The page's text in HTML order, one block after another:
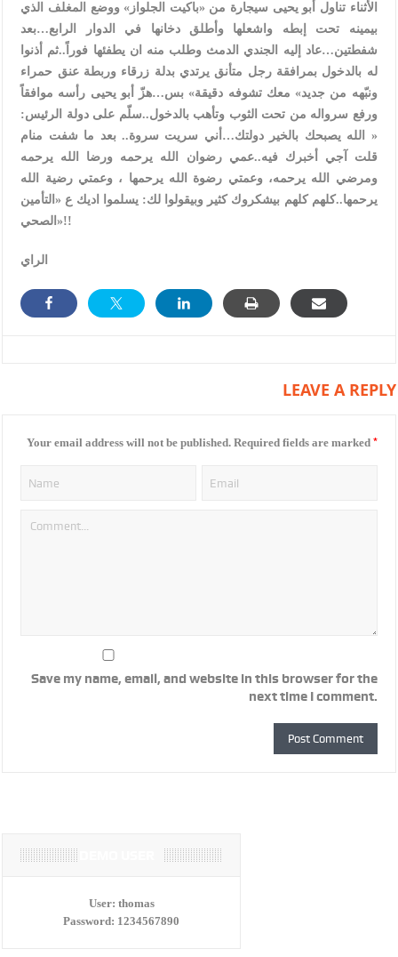
الأثناء تناول أبو يحيى سيجارة من «باكيت الجلواز» ووضع المغلف الذي
بيمينه تحت إبطه واشعلها وأطلق دخانها في الدوار الرابع…بعد
شفطتين…عاد إليه الجندي الدمث وطلب منه ان يطفئها فوراً..ثم أذنوا
له بالدخول بمرافقة رجل متأنق يرتدي بدلة زرقاء وربطة عنق حمراء
ونبّهه من جديد» معك تشوفه دقيقة» بس…هزّ أبو يحيى رأسه موافقاً
ورفع سرواله من تحت الثوب وتأهب بالدخول..سلّم على دولة الرئيس:
« الله يصبحك بالخير دولتك…أني سريت سروة.. بعد ما شفت منام
قلت آجي أخبرك فيه..عمي رضوان الله يرحمه ورضا الله يرحمه
ومرضي الله يرحمه، وعمتي رضوة الله يرحمها ، وعمتي رضية الله
يرحمها..كلهم كلهم بيشكروك كثير وبيقولوا لك: يسلموا اديك ع «التأمين
الصحي»!!
الراي
LEAVE A REPLY
Your email address will not be published. Required fields are marked *
Save my name, email, and website in this browser for the
next time I comment.
User: thomas
Password: 1234567890